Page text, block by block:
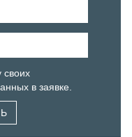
своих
в заявке.